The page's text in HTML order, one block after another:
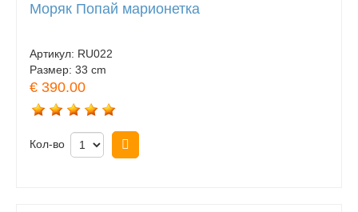
Моряк Попай марионетка
Артикул: RU022
Размер: 33 cm
€ 390.00
Кол-во